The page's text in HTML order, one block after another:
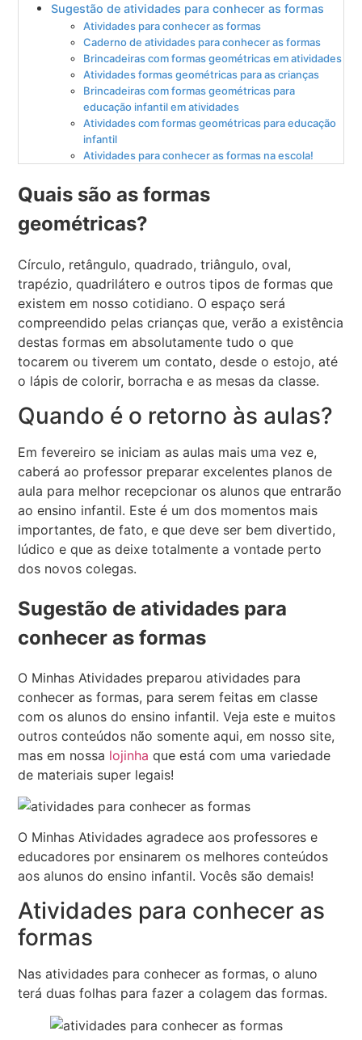
Sugestão de atividades para conhecer as formas
Atividades para conhecer as formas
Caderno de atividades para conhecer as formas
Brincadeiras com formas geométricas em atividades
Atividades formas geométricas para as crianças
Brincadeiras com formas geométricas para
educação infantil em atividades
Atividades com formas geométricas para educação
infantil
Atividades para conhecer as formas na escola!
Quais são as formas
geométricas?
Círculo, retângulo, quadrado, triângulo, oval,
trapézio, quadrilátero e outros tipos de formas que
existem em nosso cotidiano. O espaço será
compreendido pelas crianças que, verão a existência
destas formas em absolutamente tudo o que
tocarem ou tiverem um contato, desde o estojo, até
o lápis de colorir, borracha e as mesas da classe.
Quando é o retorno às aulas?
Em fevereiro se iniciam as aulas mais uma vez e,
caberá ao professor preparar excelentes planos de
aula para melhor recepcionar os alunos que entrarão
ao ensino infantil. Este é um dos momentos mais
importantes, de fato, e que deve ser bem divertido,
lúdico e que as deixe totalmente a vontade perto
dos novos colegas.
Sugestão de atividades para
conhecer as formas
O Minhas Atividades preparou atividades para
conhecer as formas, para serem feitas em classe
com os alunos do ensino infantil. Veja este e muitos
outros conteúdos não somente aqui, em nosso site,
mas em nossa lojinha que está com uma variedade
de materiais super legais!
O Minhas Atividades agradece aos professores e
educadores por ensinarem os melhores conteúdos
aos alunos do ensino infantil. Vocês são demais!
Atividades para conhecer as
formas
Nas atividades para conhecer as formas, o aluno
terá duas folhas para fazer a colagem das formas.